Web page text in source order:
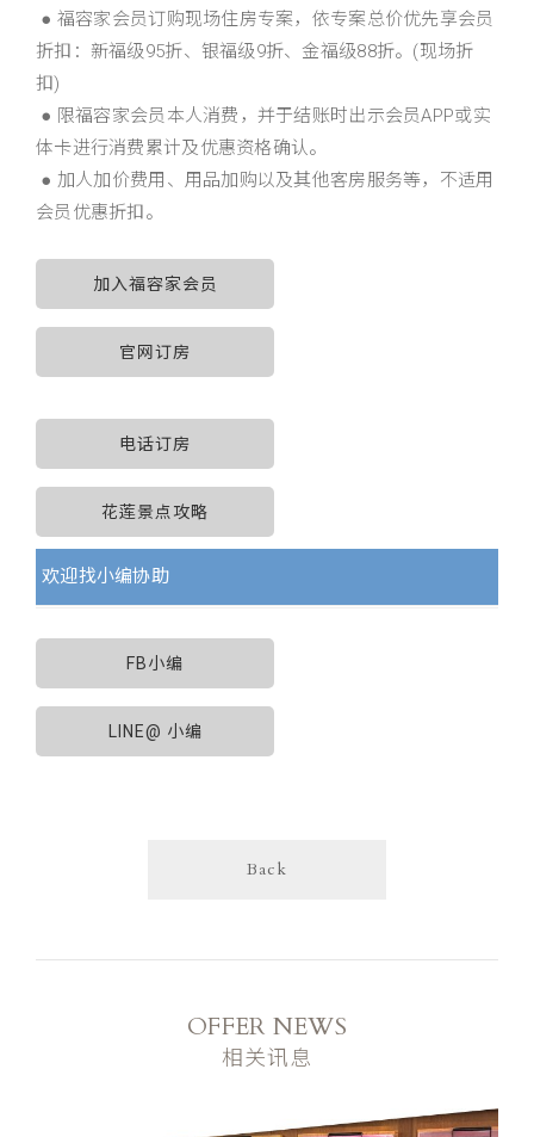
● 福容家会员订购现场住房专案，依专案总价优先享会员
折扣：新福级95折、银福级9折、金福级88折。(现场折
扣)
● 限福容家会员本人消费，并于结账时出示会员APP或实
体卡进行消费累计及优惠资格确认。
● 加人加价费用、用品加购以及其他客房服务等，不适用
会员优惠折扣。
加入福容家会员
官网订房
电话订房
花莲景点攻略
欢迎找小编协助
FB小编
LINE@ 小编
Back
OFFER NEWS
相关讯息